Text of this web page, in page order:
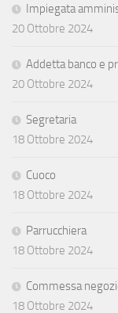
Impiegata
20 Ottobre 2024
Addetta banco e
20 Ottobre 2024
Segretaria
18 Ottobre 2024
Cuoco
18 Ottobre 2024
Parrucchiera
18 Ottobre 2024
Commessa
18 Ottobre 2024